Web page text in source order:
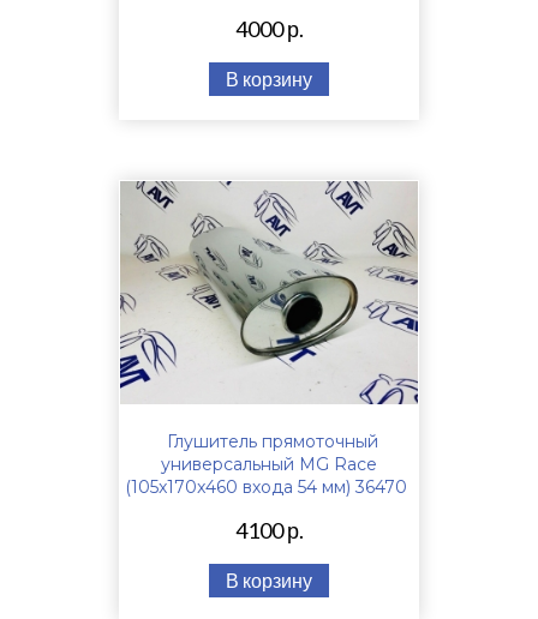
4000 р.
В корзину
Глушитель прямоточный
универсальный MG Race
(105x170x460 входа 54 мм) 36470
4100 р.
В корзину